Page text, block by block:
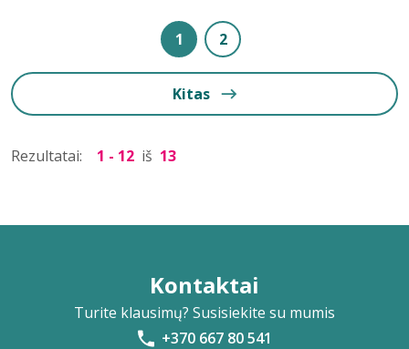
1 2
Kitas
Rezultatai: 1 - 12 iš 13
Kontaktai
Turite klausimų? Susisiekite su mumis
+370 667 80 541